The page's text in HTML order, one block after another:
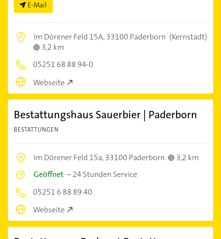
E-Mail
Im Dörener Feld 15A,33100 Paderborn (Kernstadt)
3,2 km
05251 68 88 94-0
Webseite
Bestattungshaus Sauerbier | Paderborn
BESTATTUNGEN
Im Dörener Feld 15a,33100 Paderborn
3,2 km
Geöffnet –24 Stunden Service
05251 6 88 89 40
Webseite